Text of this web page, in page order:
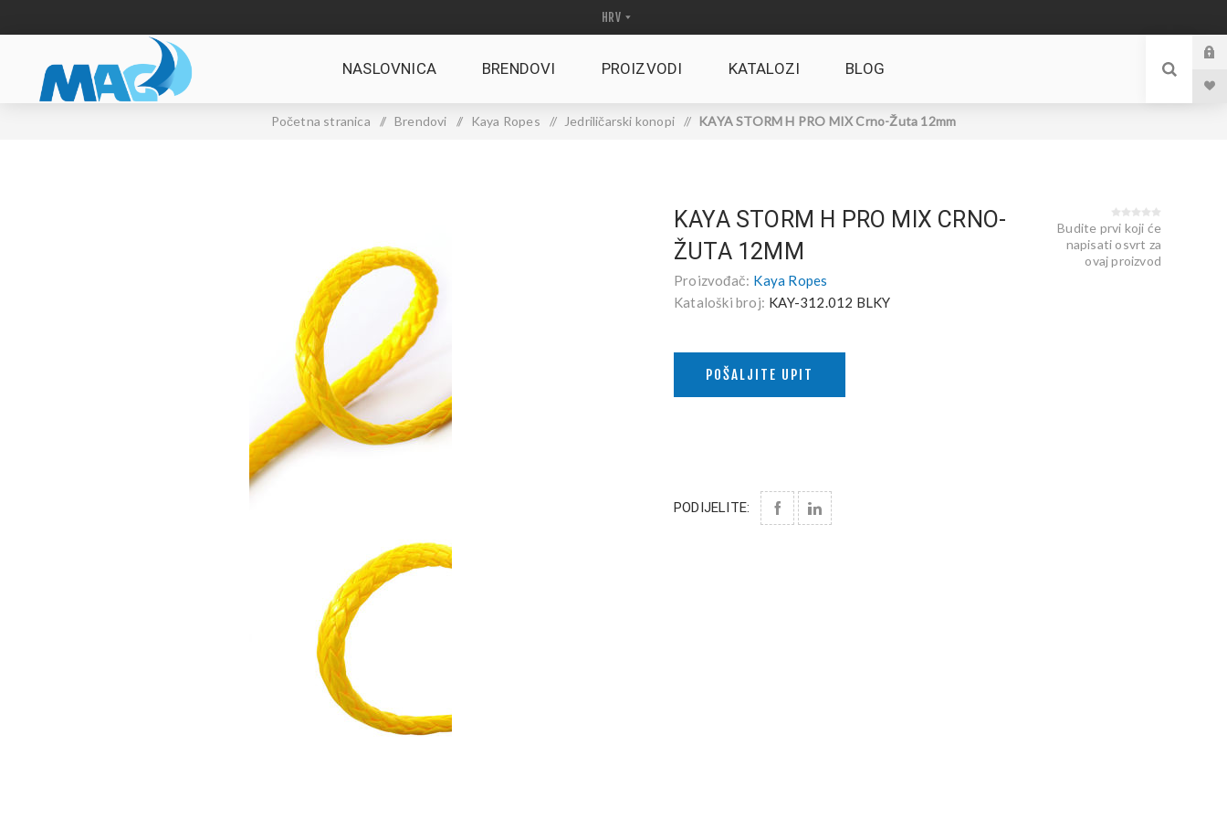
NASLOVNICA BRENDOVI PROIZVODI KATALOZI BLOG
Početna stranica / Brendovi / Kaya Ropes / Jedriličarski konopi / KAYA STORM H PRO MIX Crno-Žuta 12mm
KAYA STORM H PRO MIX CRNO-
ŽUTA 12MM
Proizvođač: Kaya Ropes
Kataloški broj: KAY-312.012 BLKY
Budite prvi koji će
napisati osvrt za
ovaj proizvod
POŠALJITE UPIT
PODIJELITE: